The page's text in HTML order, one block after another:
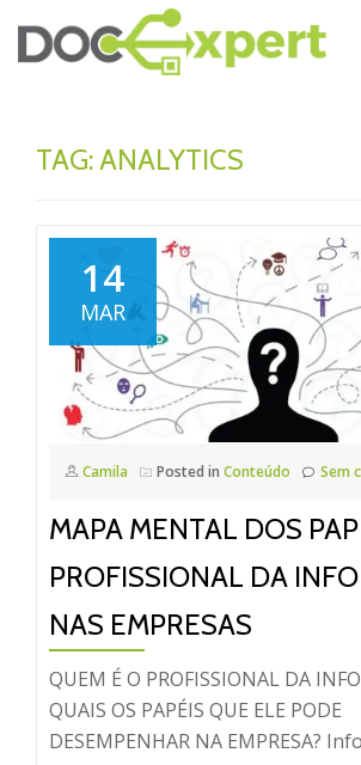
Pular
TAG: ANALYTICS
14
MAR
Camila Posted in Conteúdo Sem
MAPA MENTAL DOS
PROFISSIONAL DA
NAS EMPRESAS
QUEM É O PROFISSIONAL DA
QUAIS OS PAPÉIS QUE ELE PODE
DESEMPENHAR NA EMPRESA?